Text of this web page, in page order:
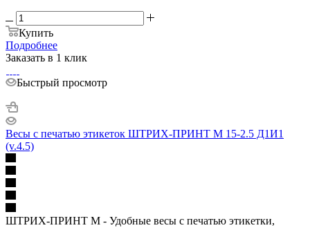
Купить
Подробнее
Заказать в 1 клик
Быстрый просмотр
Весы с печатью этикеток ШТРИХ-ПРИНТ М 15-2.5 Д1И1
(v.4.5)
ШТРИХ-ПРИНТ М - Удобные весы с печатью этикетки,